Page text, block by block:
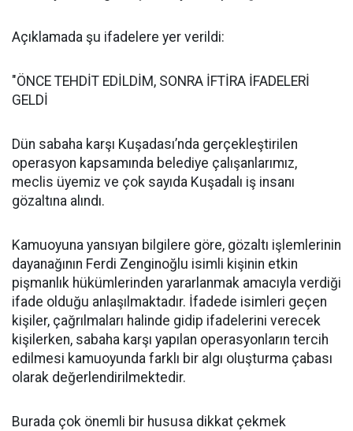
Açıklamada şu ifadelere yer verildi:
"ÖNCE TEHDİT EDİLDİM, SONRA İFTİRA İFADELERİ
GELDİ
Dün sabaha karşı Kuşadası’nda gerçekleştirilen
operasyon kapsamında belediye çalışanlarımız,
meclis üyemiz ve çok sayıda Kuşadalı iş insanı
gözaltına alındı.
Kamuoyuna yansıyan bilgilere göre, gözaltı işlemlerinin
dayanağının Ferdi Zenginoğlu isimli kişinin etkin
pişmanlık hükümlerinden yararlanmak amacıyla verdiği
ifade olduğu anlaşılmaktadır. İfadede isimleri geçen
kişiler, çağrılmaları halinde gidip ifadelerini verecek
kişilerken, sabaha karşı yapılan operasyonların tercih
edilmesi kamuoyunda farklı bir algı oluşturma çabası
olarak değerlendirilmektedir.
Burada çok önemli bir hususa dikkat çekmek